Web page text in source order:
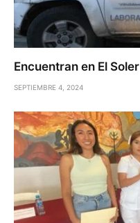
Encuentran en El
SEPTIEMBRE 4, 2024